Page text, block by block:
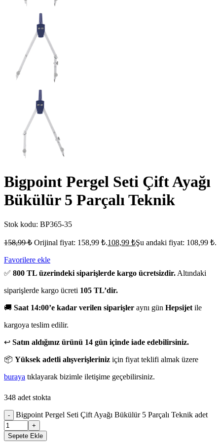
Bigpoint Pergel Seti Çift Ayağı
Bükülür 5 Parçalı Teknik
Stok kodu: BP365-35
158,99₺ Orijinal fiyat: 158,99 ₺.108,99 ₺Şu andaki fiyat: 108,99 ₺.
Favorilere ekle
✅ 800 TL üzerindeki siparişlerde kargo ücretsizdir. Altındaki
siparişlerde kargo ücreti 105 TL’dir.
🚚 Saat 14:00’e kadar verilen siparişler aynı gün Hepsijet ile
kargoya teslim edilir.
↩️ Satın aldığınız ürünü 14 gün içinde iade edebilirsiniz.
📦 Yüksek adetli alışverişleriniz için fiyat teklifi almak üzere
buraya tıklayarak bizimle iletişime geçebilirsiniz.
348 adet stokta
- Bigpoint Pergel Seti Çift Ayağı Bükülür 5 Parçalı Teknik adet
+
Sepete Ekle